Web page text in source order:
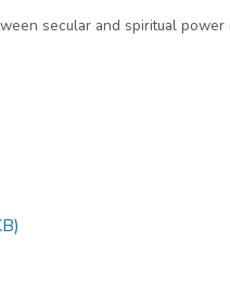
secular and spiritual